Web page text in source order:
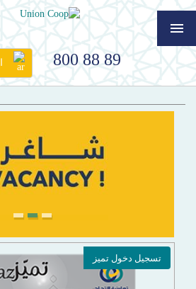
800 88 89
1
2
3
تسجيل دخول تميز